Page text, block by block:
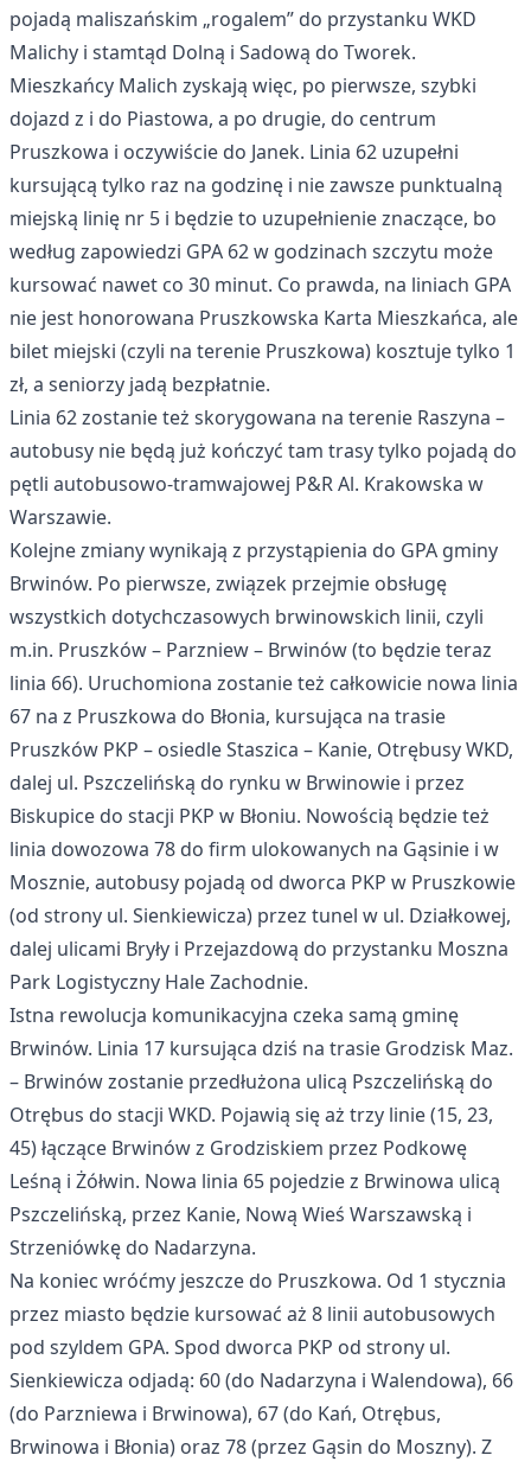
pojadą maliszańskim „rogalem” do przystanku WKD
Malichy i stamtąd Dolną i Sadową do Tworek.
Mieszkańcy Malich zyskają więc, po pierwsze, szybki
dojazd z i do Piastowa, a po drugie, do centrum
Pruszkowa i oczywiście do Janek. Linia 62 uzupełni
kursującą tylko raz na godzinę i nie zawsze punktualną
miejską linię nr 5 i będzie to uzupełnienie znaczące, bo
według zapowiedzi GPA 62 w godzinach szczytu może
kursować nawet co 30 minut. Co prawda, na liniach GPA
nie jest honorowana Pruszkowska Karta Mieszkańca, ale
bilet miejski (czyli na terenie Pruszkowa) kosztuje tylko 1
zł, a seniorzy jadą bezpłatnie.
Linia 62 zostanie też skorygowana na terenie Raszyna –
autobusy nie będą już kończyć tam trasy tylko pojadą do
pętli autobusowo-tramwajowej P&R Al. Krakowska w
Warszawie.
Kolejne zmiany wynikają z przystąpienia do GPA gminy
Brwinów. Po pierwsze, związek przejmie obsługę
wszystkich dotychczasowych brwinowskich linii, czyli
m.in. Pruszków – Parzniew – Brwinów (to będzie teraz
linia 66). Uruchomiona zostanie też całkowicie nowa linia
67 na z Pruszkowa do Błonia, kursująca na trasie
Pruszków PKP – osiedle Staszica – Kanie, Otrębusy WKD,
dalej ul. Pszczelińską do rynku w Brwinowie i przez
Biskupice do stacji PKP w Błoniu. Nowością będzie też
linia dowozowa 78 do firm ulokowanych na Gąsinie i w
Mosznie, autobusy pojadą od dworca PKP w Pruszkowie
(od strony ul. Sienkiewicza) przez tunel w ul. Działkowej,
dalej ulicami Bryły i Przejazdową do przystanku Moszna
Park Logistyczny Hale Zachodnie.
Istna rewolucja komunikacyjna czeka samą gminę
Brwinów. Linia 17 kursująca dziś na trasie Grodzisk Maz.
– Brwinów zostanie przedłużona ulicą Pszczelińską do
Otrębus do stacji WKD. Pojawią się aż trzy linie (15, 23,
45) łączące Brwinów z Grodziskiem przez Podkowę
Leśną i Żółwin. Nowa linia 65 pojedzie z Brwinowa ulicą
Pszczelińską, przez Kanie, Nową Wieś Warszawską i
Strzeniówkę do Nadarzyna.
Na koniec wróćmy jeszcze do Pruszkowa. Od 1 stycznia
przez miasto będzie kursować aż 8 linii autobusowych
pod szyldem GPA. Spod dworca PKP od strony ul.
Sienkiewicza odjadą: 60 (do Nadarzyna i Walendowa), 66
(do Parzniewa i Brwinowa), 67 (do Kań, Otrębus,
Brwinowa i Błonia) oraz 78 (przez Gąsin do Moszny). Z